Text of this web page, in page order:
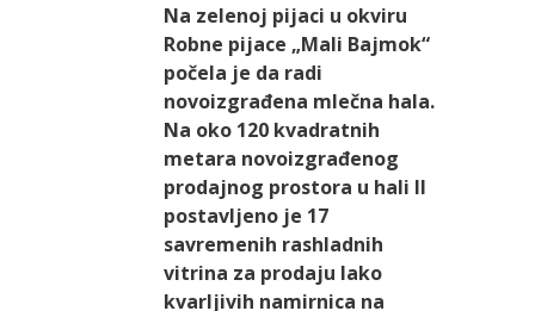
Na zelenoj pijaci u okviru
Robne pijace „Mali Bajmok“
počela je da radi
novoizgrađena mlečna hala.
Na oko 120 kvadratnih
metara novoizgrađenog
prodajnog prostora u hali II
postavljeno je 17
savremenih rashladnih
vitrina za prodaju lako
kvarljivih namirnica na